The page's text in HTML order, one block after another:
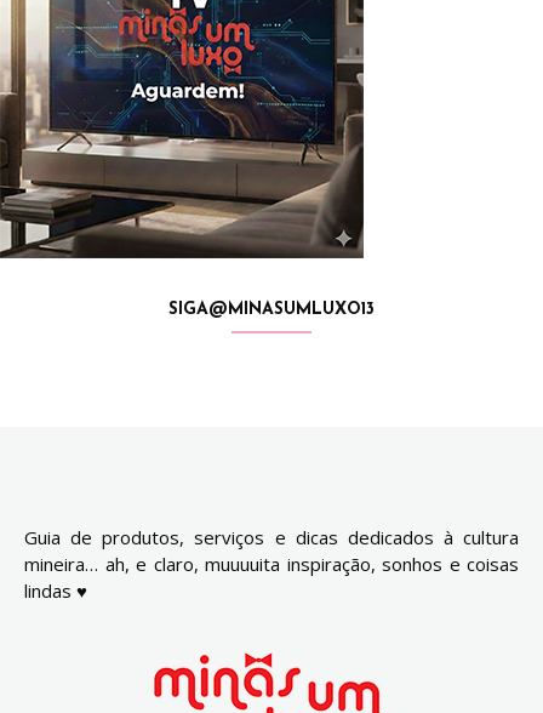
SIGA@MINASUMLUXO13
Guia de produtos, serviços e dicas dedicados à cultura
mineira… ah, e claro, muuuuita inspiração, sonhos e coisas
lindas ♥